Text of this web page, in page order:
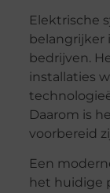
Elektrische
belangrijker
bedrijven.
installaties
Daarom is
voorbereid
Een
het huidige